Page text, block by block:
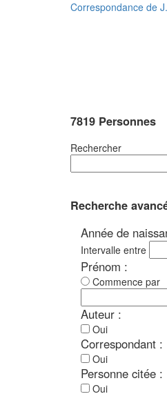
Correspondance de
7819 Personnes
Rechercher
Recherche
Année de
Intervalle entre
Prénom :
Commence par
Auteur :
Oui
Correspondant :
Oui
Personne citée :
Oui